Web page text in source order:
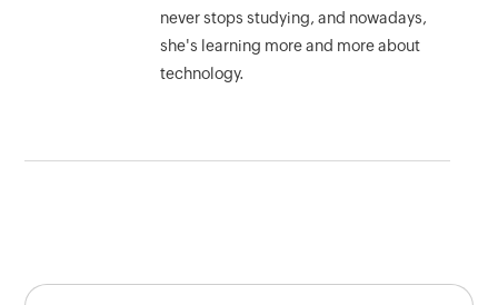
never stops studying, and nowadays,
she's learning more and more about
technology.